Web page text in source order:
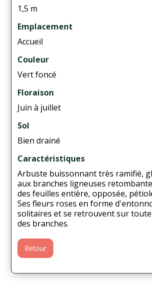
1,5 m
Emplacement
Accueil
Couleur
Vert foncé
Floraison
Juin à juillet
Sol
Bien drainé
Caractéristiques
Arbuste buissonnant très ramifié,
aux branches ligneuses
des feuilles entière, opposée,
Ses fleurs roses en forme
solitaires et se retrouvent sur
des branches.
Retour